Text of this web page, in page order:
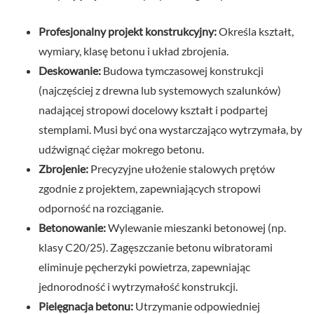
Profesjonalny projekt konstrukcyjny:Określa kształt,
wymiary, klasę betonu i układ zbrojenia.
Deskowanie: Budowa tymczasowej konstrukcji
(najczęściej z drewna lub systemowych szalunków)
nadającej stropowi docelowy kształt i podpartej
stemplami. Musi być ona wystarczająco wytrzymała, by
udźwignąć ciężar mokrego betonu.
Zbrojenie: Precyzyjne ułożenie stalowych prętów
zgodnie z projektem, zapewniających stropowi
odporność na rozciąganie.
Betonowanie:Wylewanie mieszanki betonowej (np.
klasy C20/25). Zagęszczanie betonu wibratorami
eliminuje pęcherzyki powietrza, zapewniając
jednorodność i wytrzymałość konstrukcji.
Pielęgnacja betonu: Utrzymanie odpowiedniej